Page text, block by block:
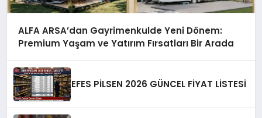
ALFA ARSA’dan Gayrimenkulde Yeni Dönem:
Premium Yaşam ve Yatırım Fırsatları Bir Arada
EFES PİLSEN 2026 GÜNCEL FİYAT LİSTESİ